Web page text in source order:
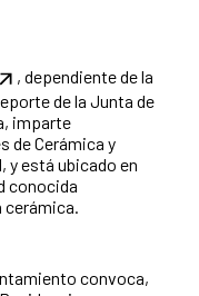
, dependiente de la
de la Junta de
imparte
de Cerámica y
y está ubicado en
conocida
convoca,